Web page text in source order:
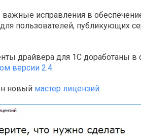
исправления в
пользователей, публикующих
драйвера для 1С доработаны в
версии 2.4.
новый мастер лицензий.